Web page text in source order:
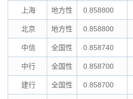
上海 地方性 0.858800
北京 地方性 0.858800
中信 全国性 0.858740
中行 全国性 0.858700
建行 全国性 0.858700